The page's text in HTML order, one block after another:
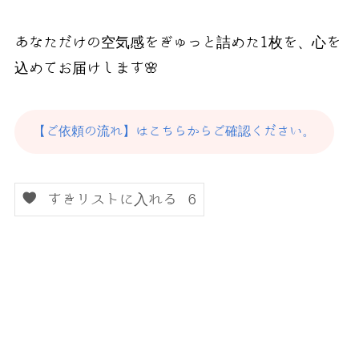
あなただけの空気感をぎゅっと詰めた1枚を、心を
込めてお届けします🌸
【ご依頼の流れ】はこちらからご確認ください。
すきリストに入れる 6